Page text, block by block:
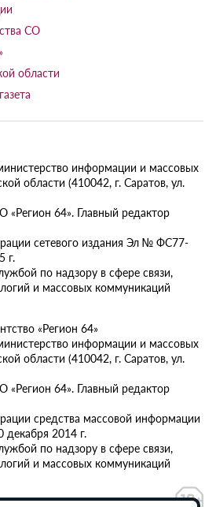
СО
области
информации и массовых
области (410042, г. Саратов, ул.
64». Главный редактор
сетевого издания Эл № ФС77-
г.
по надзору в сфере связи,
и массовых коммуникаций
«Регион 64»
информации и массовых
области (410042, г. Саратов, ул.
64». Главный редактор
средства массовой информации
2014 г.
по надзору в сфере связи,
и массовых коммуникаций